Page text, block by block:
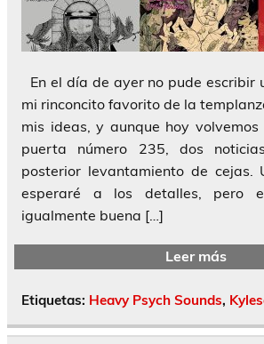
En el día de ayer no pude escribir
mi rinconcito favorito de la
mis ideas, y aunque hoy
puerta número 235, dos
posterior levantamiento de cejas.
esperaré a los detalles, pero
igualmente buena […]
Leer más
Etiquetas: Heavy Psych Sounds,